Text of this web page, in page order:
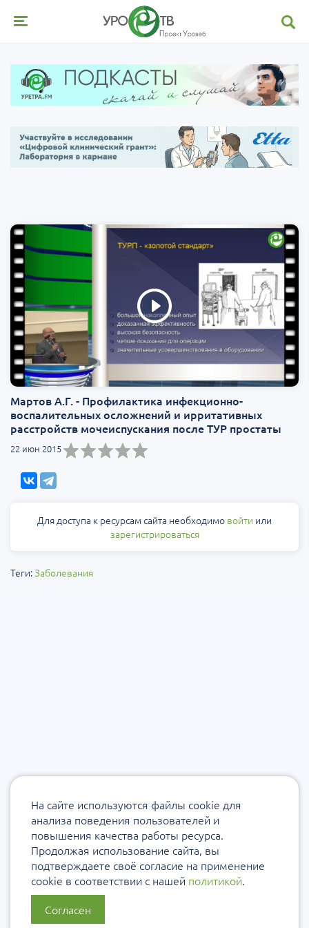
Мартов А.Г. - Профилактика инфекционно-
воспалитель­ных осложнений и ирритативных
расстройств мочеиспускания после ТУР простаты
22 июн 2015
Для доступа к ресурсам сайта необходимо войти или
зарегистрироваться
Теги:Заболевания
На сайте используются файлы cookie для
анализа поведения пользователей и
повышения качества работы ресурса.
Продолжая использование сайта, вы
подтверждаете своё согласие на применение
cookie в соответствии с нашей политикой.
Согласен